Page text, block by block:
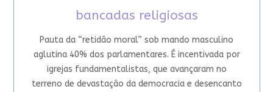
bancadas religiosas
Pauta da “retidão moral” sob mando masculino
aglutina 40% dos parlamentares. É incentivada por
igrejas fundamentalistas, que avançaram no
terreno de devastação da democracia e desencanto